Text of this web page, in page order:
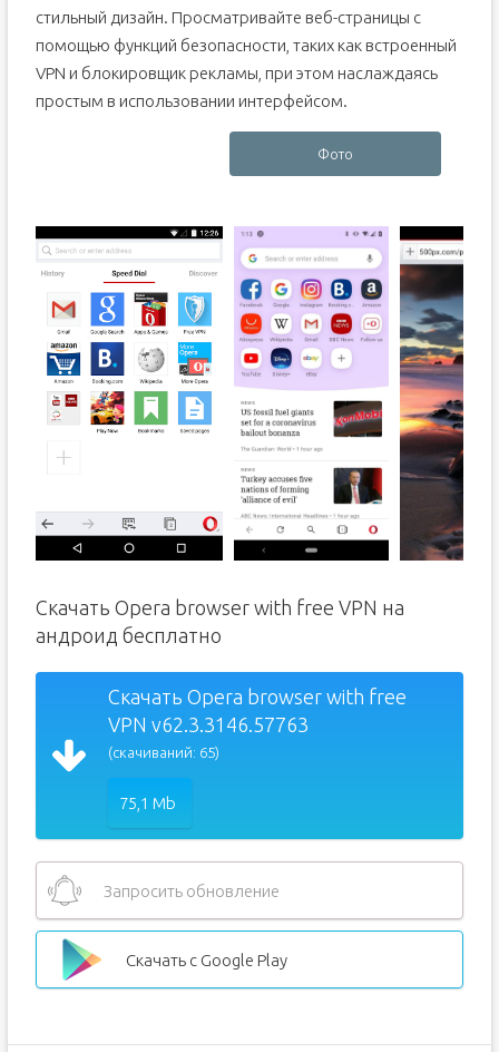
стильный дизайн. Просматривайте веб-страницы с
помощью функций безопасности, таких как встроенный
VPN и блокировщик рекламы, при этом наслаждаясь
простым в использовании интерфейсом.
Фото
Скачать Opera browser with free VPN на
андроид бесплатно
Скачать Opera browser with free
VPN v62.3.3146.57763
(скачиваний: 65)
75,1 Mb
Запросить обновление
Скачать с Google Play